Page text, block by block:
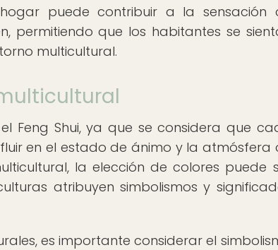
puede contribuir a la sensación
permitiendo que los habitantes se
multicultural.
Feng Shui, ya que se considera que
en el estado de ánimo y la atmósfera
la elección de colores puede
atribuyen simbolismos y
es importante considerar el